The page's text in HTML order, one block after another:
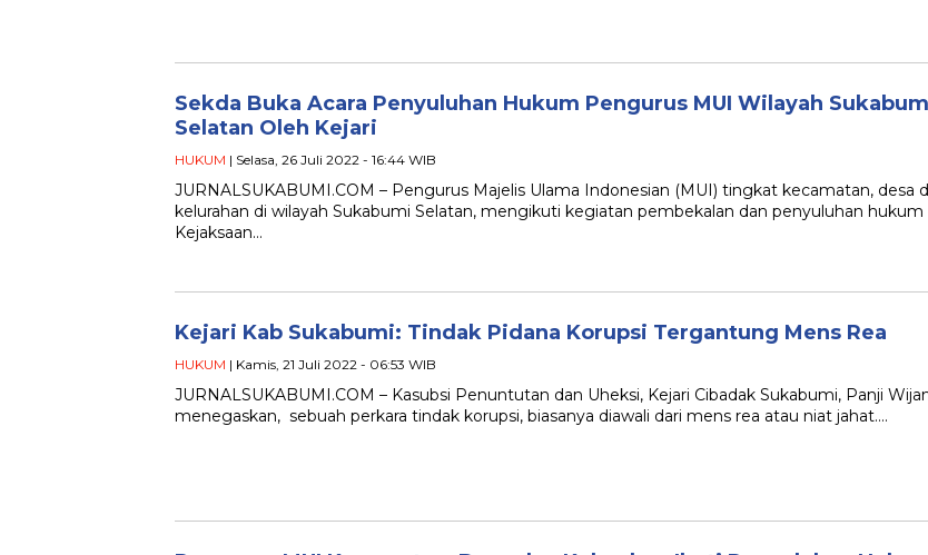
Sekda Buka Acara Penyuluhan Hukum Pengurus MUI Wilayah
Selatan Oleh Kejari
HUKUM | Selasa, 26 Juli 2022 - 16:44 WIB
JURNALSUKABUMI.COM – Pengurus Majelis Ulama Indonesian (MUI) tingkat kecamatan, desa
kelurahan di wilayah Sukabumi Selatan, mengikuti kegiatan pembekalan dan penyuluhan hukum
Kejaksaan…
Kejari Kab Sukabumi: Tindak Pidana Korupsi Tergantung Mens Rea
HUKUM | Kamis, 21 Juli 2022 - 06:53 WIB
JURNALSUKABUMI.COM – Kasubsi Penuntutan dan Uheksi, Kejari Cibadak Sukabumi, Panji
menegaskan, sebuah perkara tindak korupsi, biasanya diawali dari mens rea atau niat jahat….